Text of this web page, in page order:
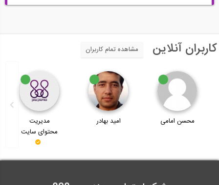
کاربران آنلاین مشاهده تمام کاربران
محسن امامی امید بهادر
مدیریت
محتوای سایت